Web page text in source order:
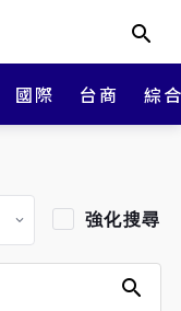
國際 台商 綜
強化搜尋